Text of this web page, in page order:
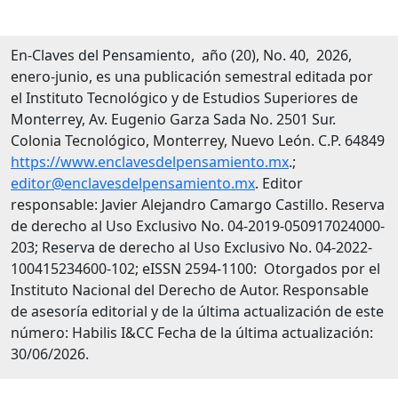
En-Claves del Pensamiento, año (20), No. 40, 2026,
enero-junio, es una publicación semestral editada por
el Instituto Tecnológico y de Estudios Superiores de
Monterrey, Av. Eugenio Garza Sada No. 2501 Sur.
Colonia Tecnológico, Monterrey, Nuevo León. C.P. 64849
https://www.enclavesdelpensamiento.mx.;
editor@enclavesdelpensamiento.mx. Editor
responsable: Javier Alejandro Camargo Castillo. Reserva
de derecho al Uso Exclusivo No. 04-2019-050917024000-
203; Reserva de derecho al Uso Exclusivo No. 04-2022-
100415234600-102; eISSN 2594-1100: Otorgados por el
Instituto Nacional del Derecho de Autor. Responsable
de asesoría editorial y de la última actualización de este
número: Habilis I&CC Fecha de la última actualización:
30/06/2026.